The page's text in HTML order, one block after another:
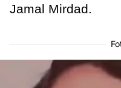
Jamal Mirdad.